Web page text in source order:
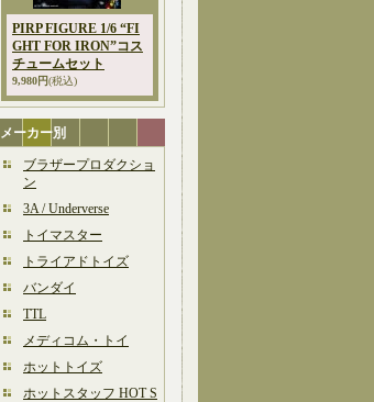
PIRP FIGURE 1/6 “FI
GHT FOR IRON”コス
チュームセット
9,980円(税込)
メーカー別
ブラザープロダクショ
ン
3A / Underverse
トイマスター
トライアドトイズ
バンダイ
TTL
メディコム・トイ
ホットトイズ
ホットスタッフ HOT S